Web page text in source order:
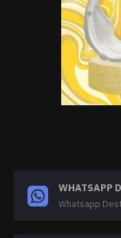
WHATSAPP
Whatsapp